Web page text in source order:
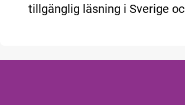
tillgänglig läsning i Sverige